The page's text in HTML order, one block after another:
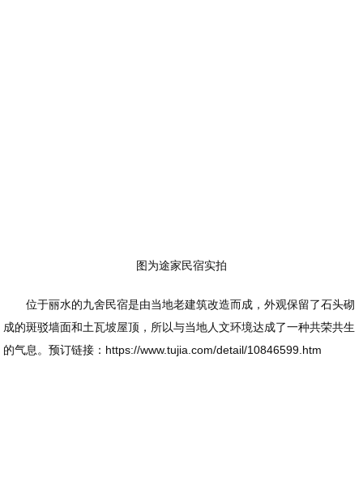
图为途家民宿实拍
位于丽水的九舍民宿是由当地老建筑改造而成，外观保留了石头砌
成的斑驳墙面和土瓦坡屋顶，所以与当地人文环境达成了一种共荣共生
的气息。预订链接：https://www.tujia.com/detail/10846599.htm